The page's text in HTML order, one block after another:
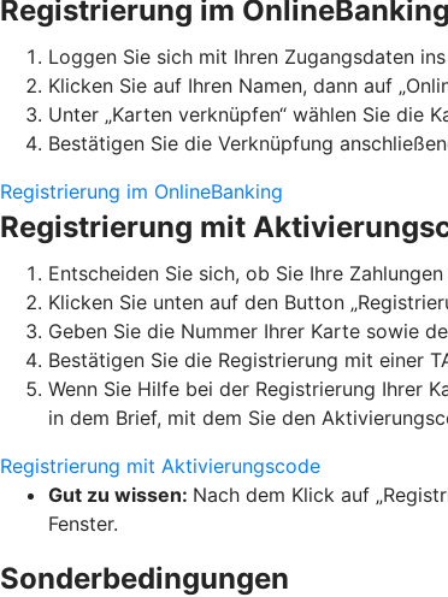
Registrierung im OnlineBanking
Loggen Sie sich mit Ihren Zugangsdaten
Klicken Sie auf Ihren Namen, dann auf
Unter „Karten verknüpfen“ wählen Sie die
Bestätigen Sie die Verknüpfung
Registrierung im OnlineBanking
Registrierung mit
Entscheiden Sie sich, ob Sie Ihre
Klicken Sie unten auf den Button
Geben Sie die Nummer Ihrer Karte sowie
Bestätigen Sie die Registrierung mit einer
Wenn Sie Hilfe bei der Registrierung Ihrer
in dem Brief, mit dem Sie den
Registrierung mit Aktivierungscode
Gut zu wissen: Nach dem Klick auf
Fenster.
Sonderbedingungen